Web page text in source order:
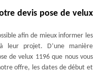
devis pose de velux
afin de mieux informer les
projet. D’une manière
de velux 1196 que nous vous
offre, les dates de début et